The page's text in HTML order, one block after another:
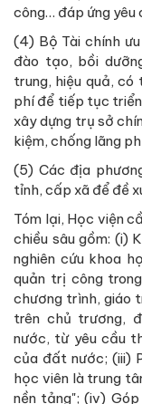
công… đáp ứng
(4) Bộ Tài chính
đào tạo, bồi
trung, hiệu quả,
phí để tiếp tục
xây dựng trụ sở
kiệm, chống lãng
(5) Các địa
tỉnh, cấp xã để đề
Tóm lại, Học viện
chiều sâu gồm: (i)
nghiên cứu khoa
quản trị công
chương trình, giáo
trên chủ trương,
nước, từ yêu cầu
của đất nước; (iii)
học viên là trung
nền tảng"; (iv)